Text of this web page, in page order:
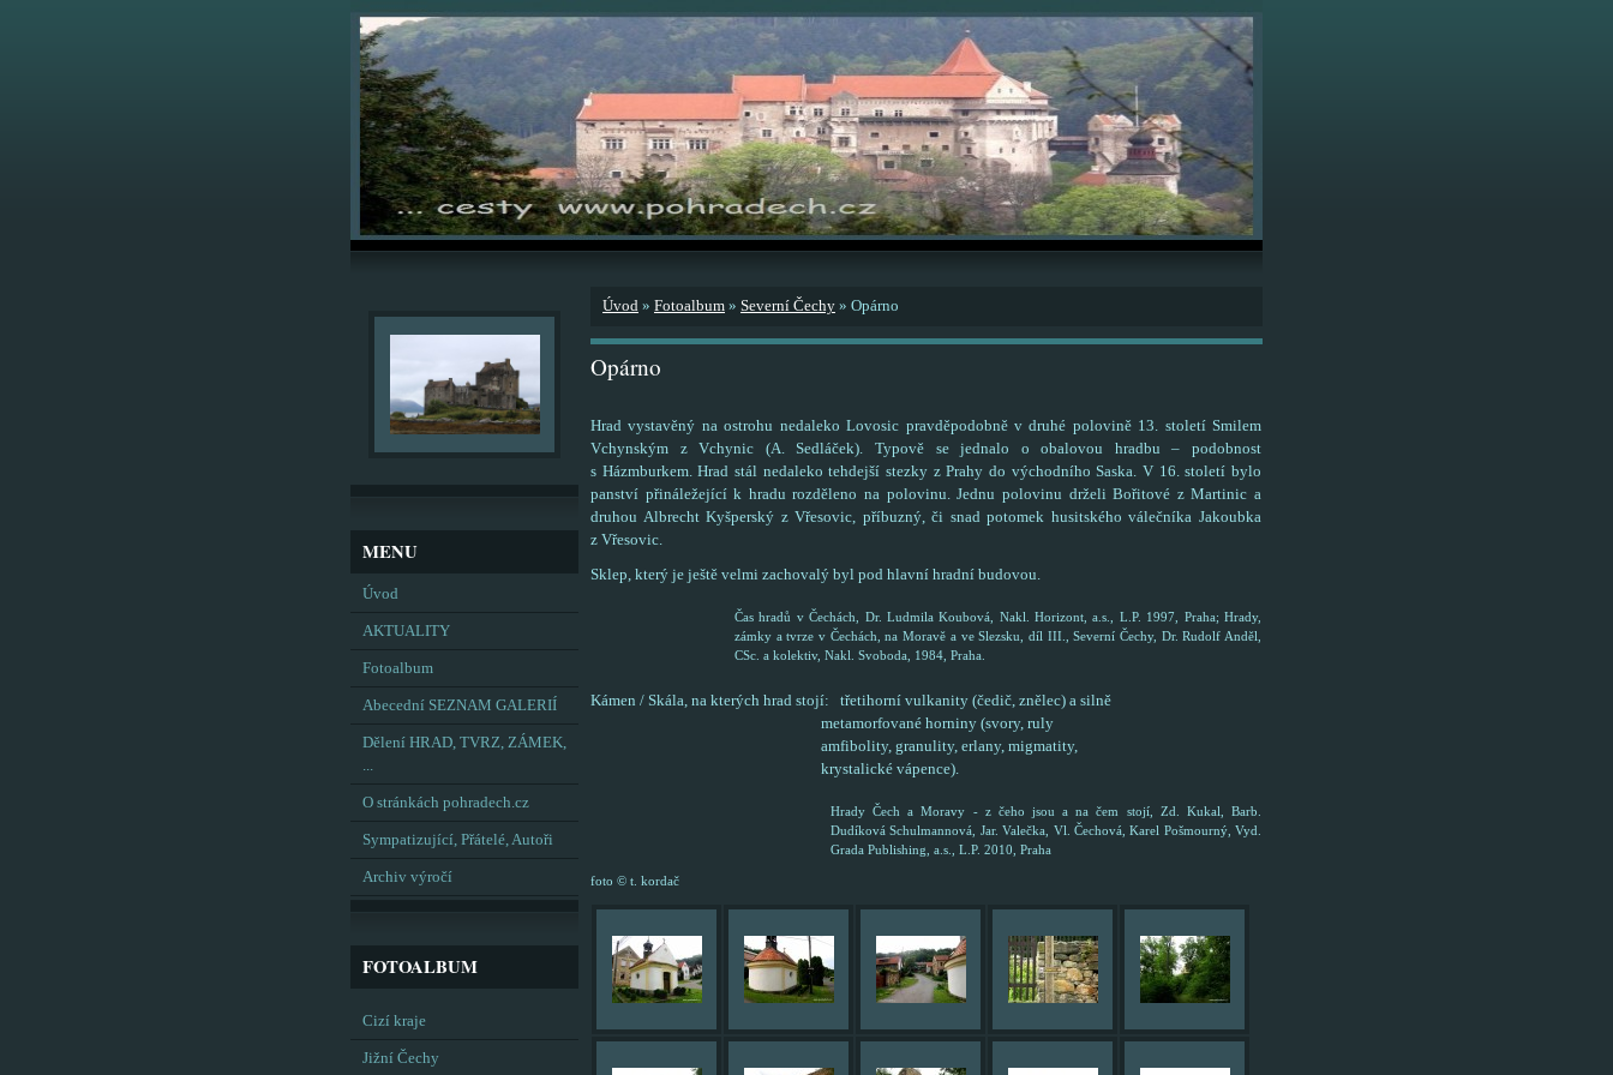
MENU
Úvod
AKTUALITY
Fotoalbum
Abecední SEZNAM GALERIÍ
Dělení HRAD, TVRZ, ZÁMEK,
...
O stránkách pohradech.cz
Sympatizující, Přátelé, Autoři
Archiv výročí
FOTOALBUM
Cizí kraje
Jižní Čechy
Úvod » Fotoalbum » Severní Čechy » Opárno
Opárno
Hrad vystavěný na ostrohu nedaleko Lovosic pravděpodobně v druhé polovině 13. století Smilem
Vchynským z Vchynic (A. Sedláček). Typově se jednalo o obalovou hradbu – podobnost
s Házmburkem. Hrad stál nedaleko tehdejší stezky z Prahy do východního Saska. V 16. století bylo
panství přináležející k hradu rozděleno na polovinu. Jednu polovinu drželi Bořitové z Martinic a
druhou Albrecht Kyšperský z Vřesovic, příbuzný, či snad potomek husitského válečníka Jakoubka
z Vřesovic.
Sklep, který je ještě velmi zachovalý byl pod hlavní hradní budovou.
Čas hradů v Čechách, Dr. Ludmila Koubová, Nakl. Horizont, a.s., L.P. 1997, Praha; Hrady,
zámky a tvrze v Čechách, na Moravě a ve Slezsku, díl III., Severní Čechy, Dr. Rudolf Anděl,
CSc. a kolektiv, Nakl. Svoboda, 1984, Praha.
Kámen / Skála, na kterých hrad stojí: třetihorní vulkanity (čedič, znělec) a silně
metamorfované horniny (svory, ruly
amfibolity, granulity, erlany, migmatity,
krystalické vápence).
Hrady Čech a Moravy - z čeho jsou a na čem stojí, Zd. Kukal, Barb.
Dudíková Schulmannová, Jar. Valečka, Vl. Čechová, Karel Pošmourný, Vyd.
Grada Publishing, a.s., L.P. 2010, Praha
foto © t. kordač